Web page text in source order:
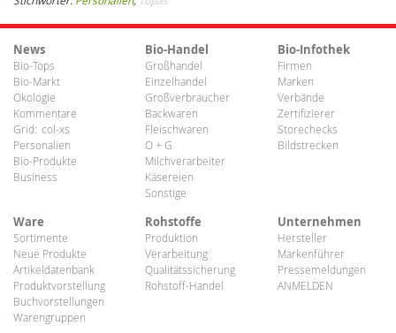
News
Bio-Tops
Bio-Markt
Ökologie
Kommentare
Grid: col-xs
Personalien
Bio-Produkte
Business
Bio-Handel
Großhandel
Einzelhandel
Großverbraucher
Backwaren
Fleischwaren
O + G
Milchverarbeiter
Käsereien
Sonstige
Bio-Infothek
Firmen
Marken
Verbände
Zertifizierer
Storechecks
Bildstrecken
Ware
Sortimente
Neue Produkte
Artikeldatenbank
Produktvorstellung
Buchvorstellungen
Warengruppen
Rohstoffe
Produktion
Verarbeitung
Qualitätssicherung
Rohstoff-Handel
Unternehmen
Hersteller
Markenführer
Pressemeldungen
ANMELDEN